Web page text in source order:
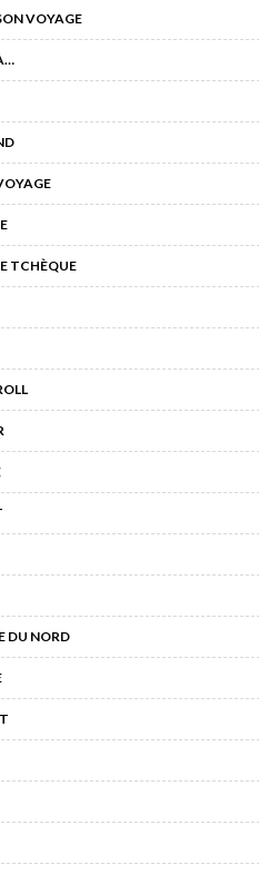
VOYAGE
TCHÈQUE
DU NORD